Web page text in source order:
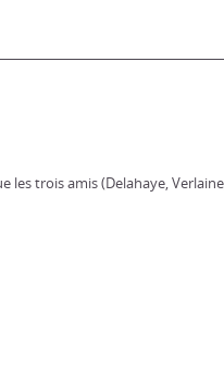
les trois amis (Delahaye,